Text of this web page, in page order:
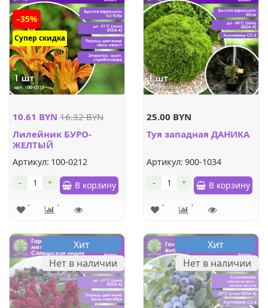
–35%
Супер скидка
10.61 BYN 16.32 BYN
Лилейник БУРО-
ЖЕЛТЫЙ
Артикул: 100-0212
+
- В корзину
25.00 BYN
Туя западная ДАНИКА
Артикул: 900-1034
+
- В корзину
Хит
Нет в наличии
Хит
Нет в наличии